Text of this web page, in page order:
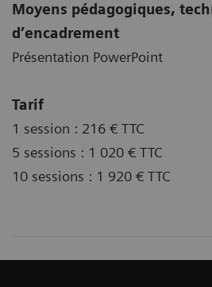
Moyens pédagogiques,
d’encadrement
Présentation PowerPoint
Tarif
1 session : 216 € TTC
5 sessions : 1 020 € TTC
10 sessions : 1 920 € TTC